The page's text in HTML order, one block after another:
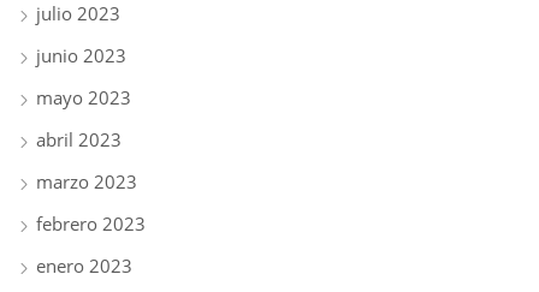
julio 2023
junio 2023
mayo 2023
abril 2023
marzo 2023
febrero 2023
enero 2023